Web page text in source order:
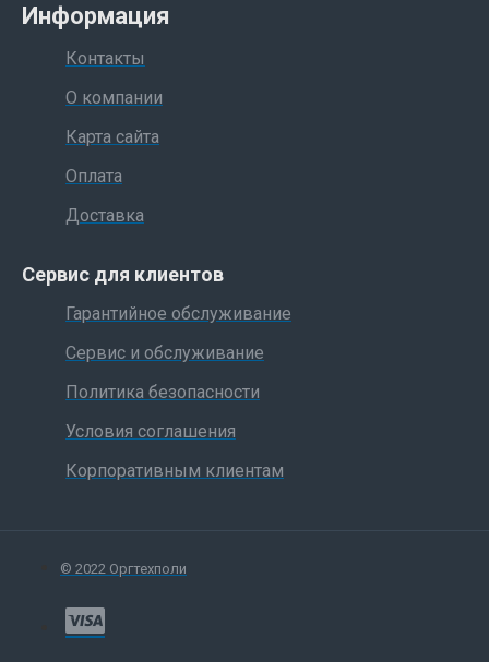
Информация
Контакты
О компании
Карта сайта
Оплата
Доставка
Сервис для клиентов
Гарантийное обслуживание
Сервис и обслуживание
Политика безопасности
Условия соглашения
Корпоративным клиентам
© 2022 Оргтехполи